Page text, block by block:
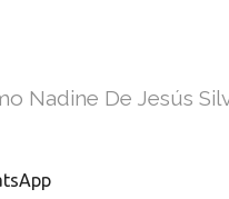
Nadine De Jesús